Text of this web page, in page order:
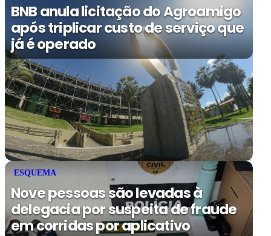
BNB anula licitação do Agroamigo
após triplicar custo de serviço que
já é operado
ESQUEMA
Nove pessoas são levadas à
delegacia por suspeita de fraude
em corridas por aplicativo